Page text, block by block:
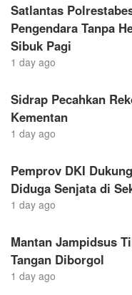
Satlantas
Pengendara Tanpa
Sibuk Pagi
1 day ago
Sidrap Pecahkan
Kementan
1 day ago
Pemprov DKI
Diduga Senjata di
1 day ago
Mantan Jampidsus
Tangan Diborgol
1 day ago